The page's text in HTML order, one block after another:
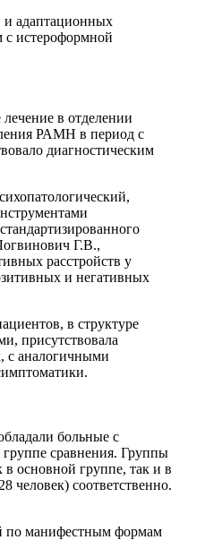
и адаптационных
с истероформной
в отделении
РАМН в период с
диагностическим
Г.В.,
расстройств у
и негативных
в структуре
присутствовала
с аналогичными
больные с
сравнения. Группы
основной группе, так и в
человек) соответственно.
по манифестным формам